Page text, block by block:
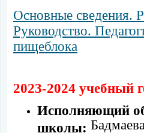
Основные сведения.
Руководство.
пищеблока
2023-2024 учебный
Исполняющий
школы: